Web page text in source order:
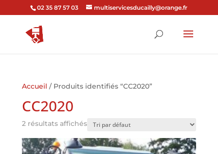
02 35 87 57 03 multiservicesducailly@orange.fr
Accueil / Produits identifiés “CC2020”
CC2020
2 résultats affichés